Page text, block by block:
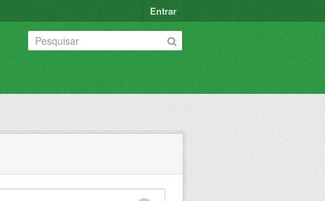
Entrar